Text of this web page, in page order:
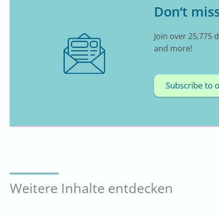
Don‘t
Join over 25,775
and more!
Subscribe to
Weitere Inhalte entdecken